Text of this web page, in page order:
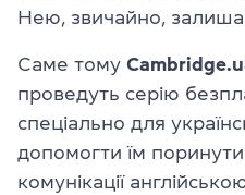
Нею, звичайно,
Саме тому
проведуть серію
спеціально для
допомогти їм поринути
комунікації